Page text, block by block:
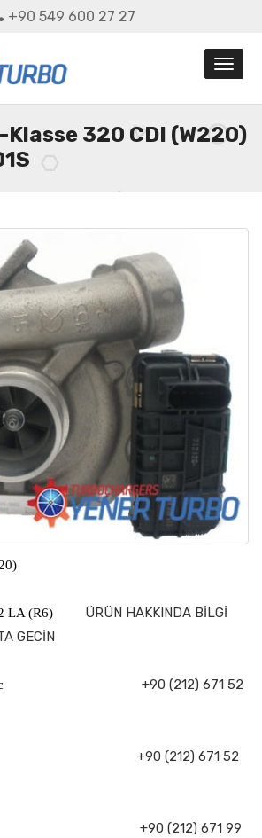
+90 549 600 27 27
Klasse 320 CDI (W220)
32 LA (R6) ÜRÜN HAKKINDA BİLGİ
GECİN
3222 cc +90 (212) 671 52
Kw +90 (212) 671 52
2002 +90 (212) 671 99